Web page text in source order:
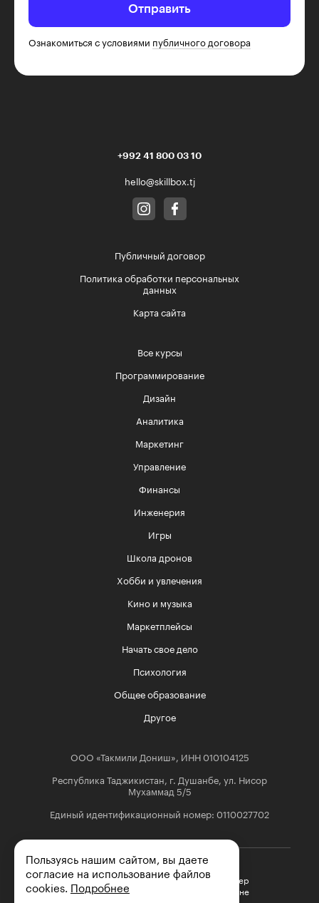
Отправить
Ознакомиться с условиями публичного договора
+992 41 800 03 10
hello@skillbox.tj
Публичный договор
Политика обработки персональных
данных
Карта сайта
Все курсы
Программирование
Дизайн
Аналитика
Маркетинг
Управление
Финансы
Инженерия
Игры
Школа дронов
Хобби и увлечения
Кино и музыка
Маркетплейсы
Начать свое дело
Психология
Общее образование
Другое
ООО «Такмили Дониш», ИНН 010104125
Республика Таджикистан, г. Душанбе, ул. Нисор
Мухаммад 5/5
Единый идентификационный номер: 0110027702
Эксклюзивный партнер
Skillbox в Таджикистане
Пользуясь нашим сайтом, вы даете
согласие на использование файлов
cookies. Подробнее